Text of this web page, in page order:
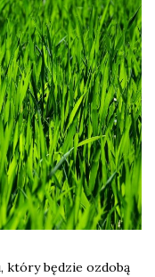
który będzie ozdobą